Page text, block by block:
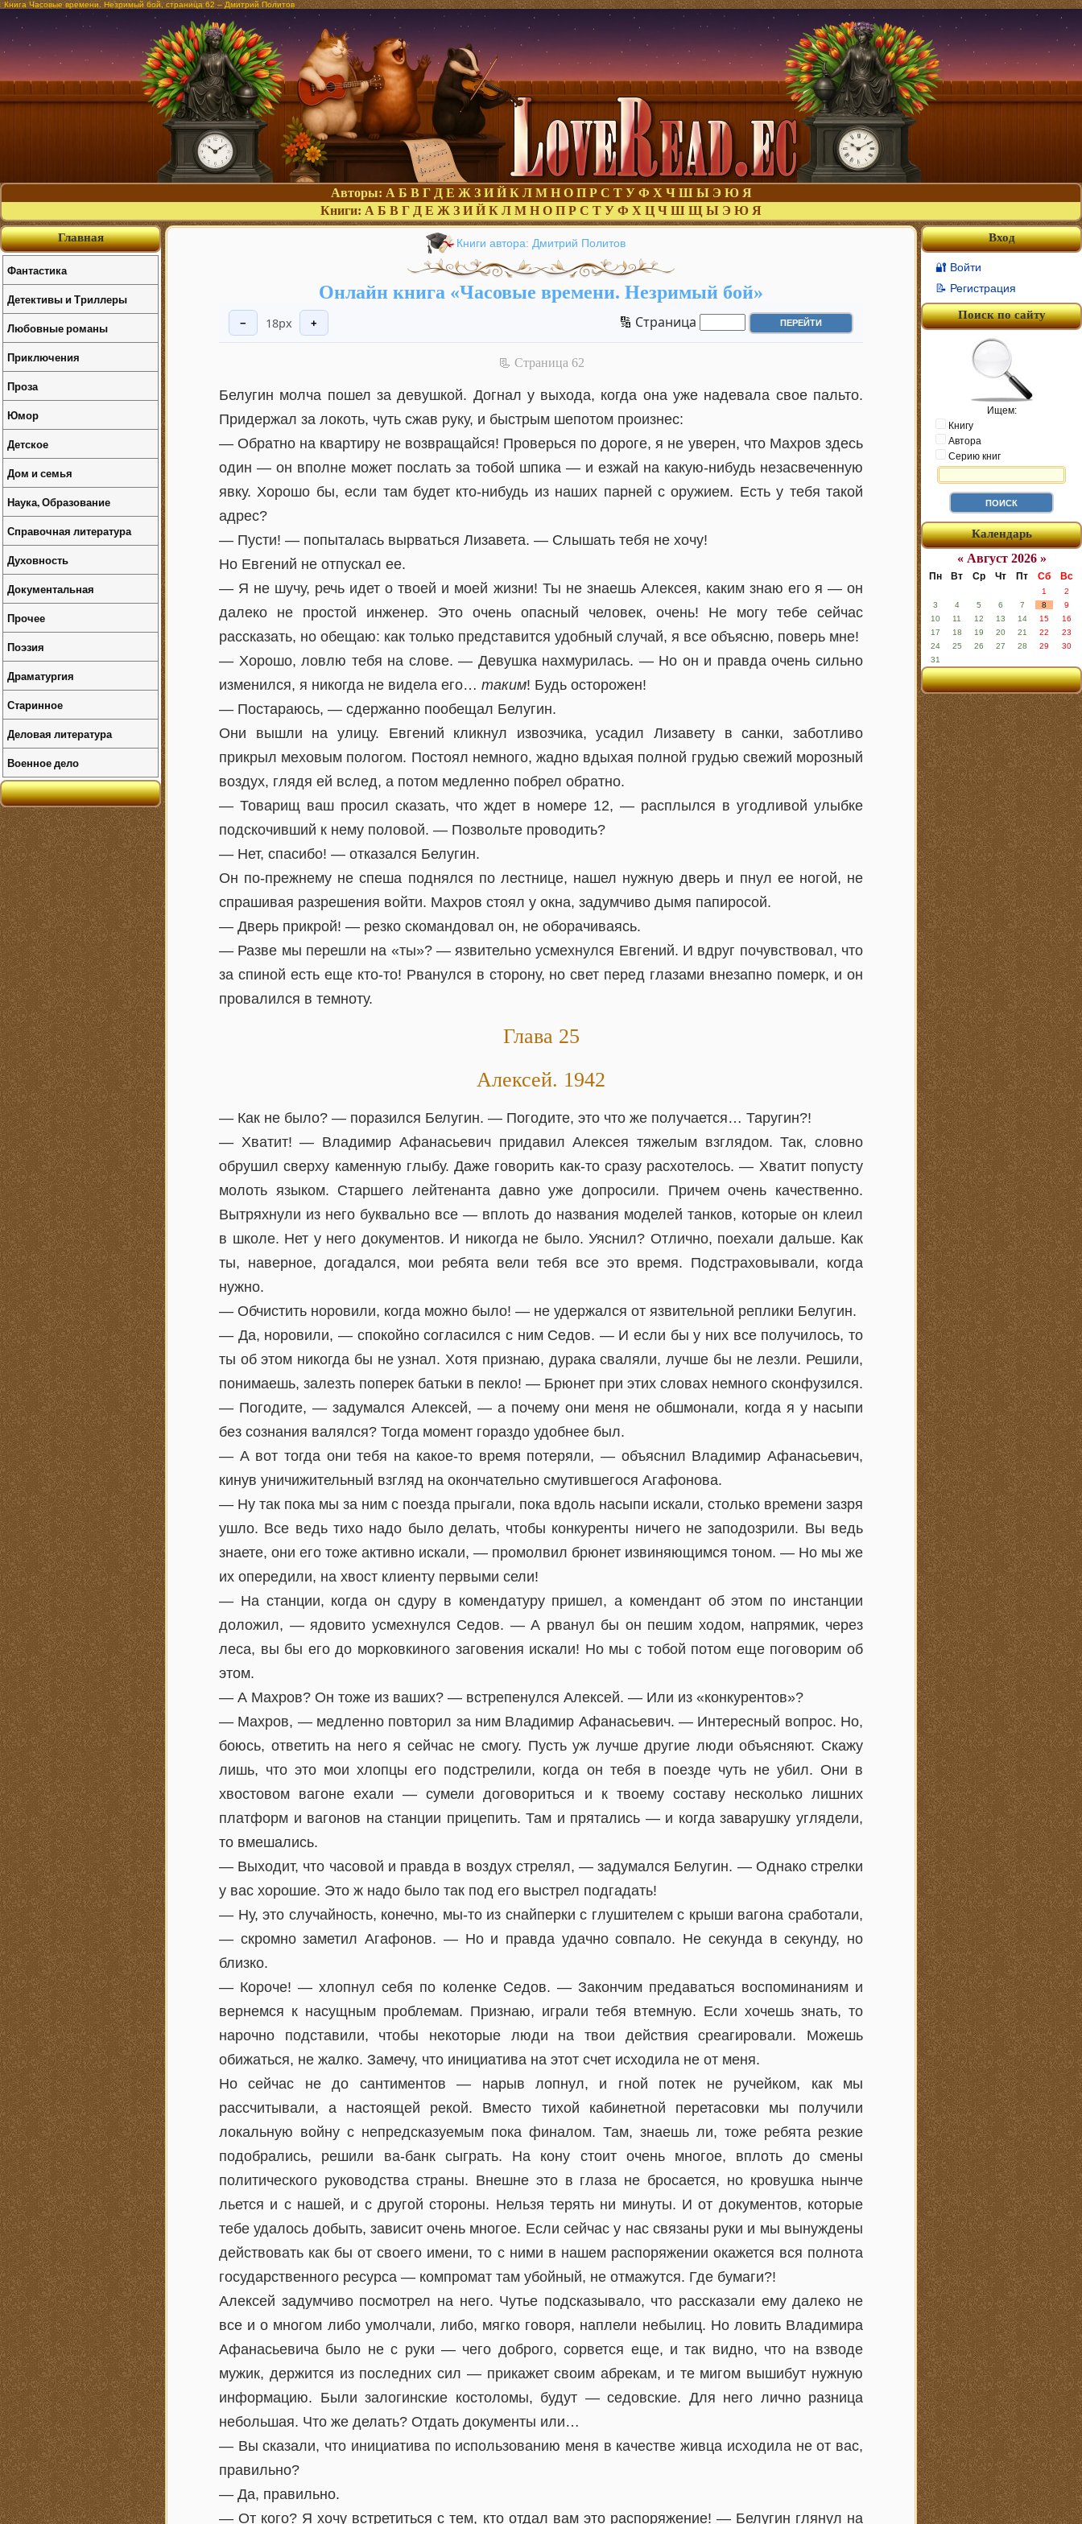
Книга Часовые времени. Незримый бой, страница 62 – Дмитрий Политов
Авторы: А Б В Г Д Е Ж З И Й К Л М Н О П Р С Т У Ф Х Ч Ш Ы Э Ю Я
Книги: А Б В Г Д Е Ж З И Й К Л М Н О П Р С Т У Ф Х Ц Ч Ш Щ Ы Э Ю Я
Книги автора: Дмитрий Политов
Онлайн книга «Часовые времени. Незримый бой»
− 18px + 🔢 Страница
📃 Cтраница 62
Белугин молча пошел за девушкой. Догнал у выхода, когда она уже надевала свое пальто.
Придержал за локоть, чуть сжав руку, и быстрым шепотом произнес:
— Обратно на квартиру не возвращайся! Проверься по дороге, я не уверен, что Махров здесь
один — он вполне может послать за тобой шпика — и езжай на какую-нибудь незасвеченную
явку. Хорошо бы, если там будет кто-нибудь из наших парней с оружием. Есть у тебя такой
адрес?
— Пусти! — попыталась вырваться Лизавета. — Слышать тебя не хочу!
Но Евгений не отпускал ее.
— Я не шучу, речь идет о твоей и моей жизни! Ты не знаешь Алексея, каким знаю его я — он
далеко не простой инженер. Это очень опасный человек, очень! Не могу тебе сейчас
рассказать, но обещаю: как только представится удобный случай, я все объясню, поверь мне!
— Хорошо, ловлю тебя на слове. — Девушка нахмурилась. — Но он и правда очень сильно
изменился, я никогда не видела его… таким! Будь осторожен!
— Постараюсь, — сдержанно пообещал Белугин.
Они вышли на улицу. Евгений кликнул извозчика, усадил Лизавету в санки, заботливо
прикрыл меховым пологом. Постоял немного, жадно вдыхая полной грудью свежий морозный
воздух, глядя ей вслед, а потом медленно побрел обратно.
— Товарищ ваш просил сказать, что ждет в номере 12, — расплылся в угодливой улыбке
подскочивший к нему половой. — Позвольте проводить?
— Нет, спасибо! — отказался Белугин.
Он по-прежнему не спеша поднялся по лестнице, нашел нужную дверь и пнул ее ногой, не
спрашивая разрешения войти. Махров стоял у окна, задумчиво дымя папиросой.
— Дверь прикрой! — резко скомандовал он, не оборачиваясь.
— Разве мы перешли на «ты»? — язвительно усмехнулся Евгений. И вдруг почувствовал, что
за спиной есть еще кто-то! Рванулся в сторону, но свет перед глазами внезапно померк, и он
провалился в темноту.
Глава 25
Алексей. 1942
— Как не было? — поразился Белугин. — Погодите, это что же получается… Таругин?!
— Хватит! — Владимир Афанасьевич придавил Алексея тяжелым взглядом. Так, словно
обрушил сверху каменную глыбу. Даже говорить как-то сразу расхотелось. — Хватит попусту
молоть языком. Старшего лейтенанта давно уже допросили. Причем очень качественно.
Вытряхнули из него буквально все — вплоть до названия моделей танков, которые он клеил
в школе. Нет у него документов. И никогда не было. Уяснил? Отлично, поехали дальше. Как
ты, наверное, догадался, мои ребята вели тебя все это время. Подстраховывали, когда
нужно.
— Обчистить норовили, когда можно было! — не удержался от язвительной реплики Белугин.
— Да, норовили, — спокойно согласился с ним Седов. — И если бы у них все получилось, то
ты об этом никогда бы не узнал. Хотя признаю, дурака сваляли, лучше бы не лезли. Решили,
понимаешь, залезть поперек батьки в пекло! — Брюнет при этих словах немного сконфузился.
— Погодите, — задумался Алексей, — а почему они меня не обшмонали, когда я у насыпи
без сознания валялся? Тогда момент гораздо удобнее был.
— А вот тогда они тебя на какое-то время потеряли, — объяснил Владимир Афанасьевич,
кинув уничижительный взгляд на окончательно смутившегося Агафонова.
— Ну так пока мы за ним с поезда прыгали, пока вдоль насыпи искали, столько времени зазря
ушло. Все ведь тихо надо было делать, чтобы конкуренты ничего не заподозрили. Вы ведь
знаете, они его тоже активно искали, — промолвил брюнет извиняющимся тоном. — Но мы же
их опередили, на хвост клиенту первыми сели!
— На станции, когда он сдуру в комендатуру пришел, а комендант об этом по инстанции
доложил, — ядовито усмехнулся Седов. — А рванул бы он пешим ходом, напрямик, через
леса, вы бы его до морковкиного заговения искали! Но мы с тобой потом еще поговорим об
этом.
— А Махров? Он тоже из ваших? — встрепенулся Алексей. — Или из «конкурентов»?
— Махров, — медленно повторил за ним Владимир Афанасьевич. — Интересный вопрос. Но,
боюсь, ответить на него я сейчас не смогу. Пусть уж лучше другие люди объясняют. Скажу
лишь, что это мои хлопцы его подстрелили, когда он тебя в поезде чуть не убил. Они в
хвостовом вагоне ехали — сумели договориться и к твоему составу несколько лишних
платформ и вагонов на станции прицепить. Там и прятались — и когда заварушку углядели,
то вмешались.
— Выходит, что часовой и правда в воздух стрелял, — задумался Белугин. — Однако стрелки
у вас хорошие. Это ж надо было так под его выстрел подгадать!
— Ну, это случайность, конечно, мы-то из снайперки с глушителем с крыши вагона сработали,
— скромно заметил Агафонов. — Но и правда удачно совпало. Не секунда в секунду, но
близко.
— Короче! — хлопнул себя по коленке Седов. — Закончим предаваться воспоминаниям и
вернемся к насущным проблемам. Признаю, играли тебя втемную. Если хочешь знать, то
нарочно подставили, чтобы некоторые люди на твои действия среагировали. Можешь
обижаться, не жалко. Замечу, что инициатива на этот счет исходила не от меня.
Но сейчас не до сантиментов — нарыв лопнул, и гной потек не ручейком, как мы
рассчитывали, а настоящей рекой. Вместо тихой кабинетной перетасовки мы получили
локальную войну с непредсказуемым пока финалом. Там, знаешь ли, тоже ребята резкие
подобрались, решили ва-банк сыграть. На кону стоит очень многое, вплоть до смены
политического руководства страны. Внешне это в глаза не бросается, но кровушка нынче
льется и с нашей, и с другой стороны. Нельзя терять ни минуты. И от документов, которые
тебе удалось добыть, зависит очень многое. Если сейчас у нас связаны руки и мы вынуждены
действовать как бы от своего имени, то с ними в нашем распоряжении окажется вся полнота
государственного ресурса — компромат там убойный, не отмажутся. Где бумаги?!
Алексей задумчиво посмотрел на него. Чутье подсказывало, что рассказали ему далеко не
все и о многом либо умолчали, либо, мягко говоря, наплели небылиц. Но ловить Владимира
Афанасьевича было не с руки — чего доброго, сорвется еще, и так видно, что на взводе
мужик, держится из последних сил — прикажет своим абрекам, и те мигом вышибут нужную
информацию. Были залогинские костоломы, будут — седовские. Для него лично разница
небольшая. Что же делать? Отдать документы или…
— Вы сказали, что инициатива по использованию меня в качестве живца исходила не от вас,
правильно?
— Да, правильно.
— От кого? Я хочу встретиться с тем, кто отдал вам это распоряжение! — Белугин глянул на
Вход
🔐 Войти
📝 Регистрация
Поиск по сайту
Ищем:
Книгу
Автора
Серию книг
Календарь
« Август 2026 »
Пн Вт Ср Чт Пт Сб Вс
1
2
3
4 5 6 7 8
9
10
11 12 13 14 15
16
17
18 19 20 21 22
23
24
25 26 27 28 29
30
31
Главная
Фантастика
Детективы и Триллеры
Любовные романы
Приключения
Проза
Юмор
Детское
Дом и семья
Наука, Образование
Справочная литература
Духовность
Документальная
Прочее
Поэзия
Драматургия
Старинное
Деловая литература
Военное дело